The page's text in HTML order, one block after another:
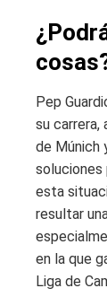
Pep
su
de Múnich
soluciones
esta
resultar
en la que
Liga de